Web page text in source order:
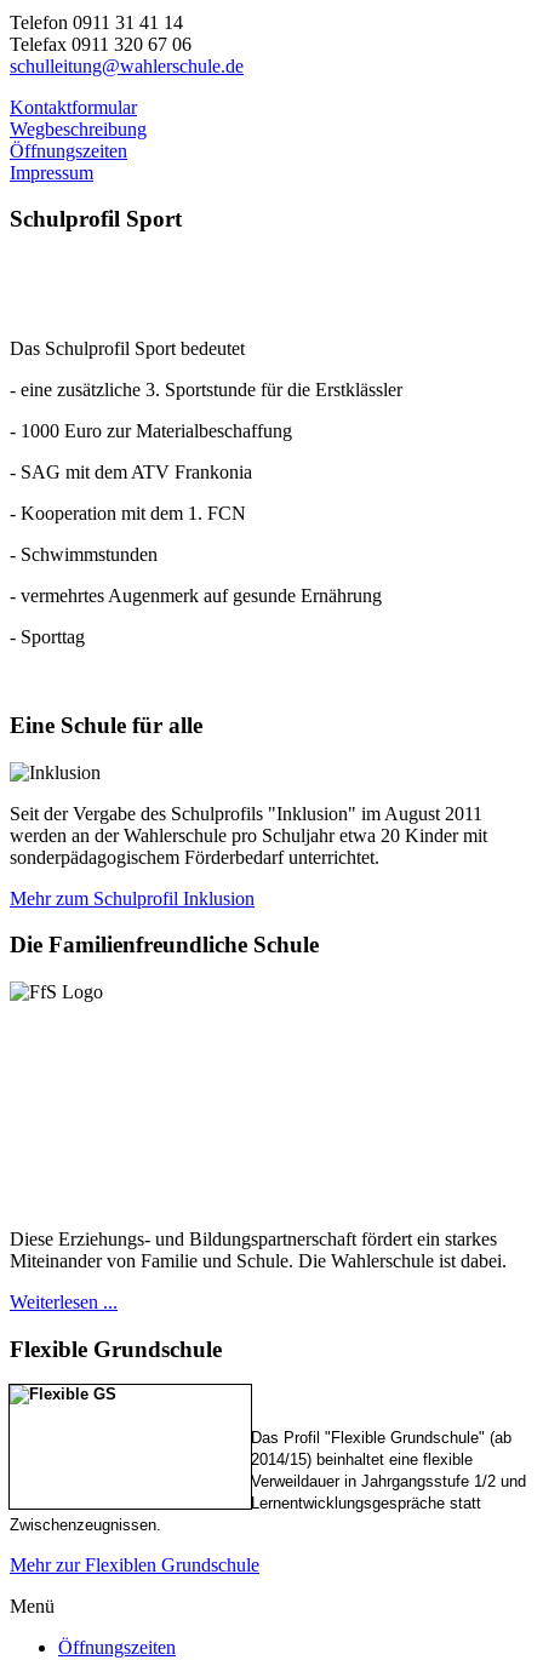
Telefon 0911 31 41 14
Telefax 0911 320 67 06
schulleitung@wahlerschule.de
Kontaktformular
Wegbeschreibung
Öffnungszeiten
Impressum
Schulprofil Sport
Das Schulprofil Sport bedeutet
- eine zusätzliche 3. Sportstunde für die Erstklässler
- 1000 Euro zur Materialbeschaffung
- SAG mit dem ATV Frankonia
- Kooperation mit dem 1. FCN
- Schwimmstunden
- vermehrtes Augenmerk auf gesunde Ernährung
- Sporttag
Eine Schule für alle
Seit der Vergabe des Schulprofils "Inklusion" im August 2011
werden an der Wahlerschule pro Schuljahr etwa 20 Kinder mit
sonderpädagogischem Förderbedarf unterrichtet.
Mehr zum Schulprofil Inklusion
Die Familienfreundliche Schule
Diese Erziehungs- und Bildungspartnerschaft fördert ein starkes
Miteinander von Familie und Schule. Die Wahlerschule ist dabei.
Weiterlesen ...
Flexible Grundschule
Das Profil "Flexible Grundschule" (ab
2014/15) beinhaltet eine flexible
Verweildauer in Jahrgangsstufe 1/2 und
Lernentwicklungsgespräche statt
Zwischenzeugnissen.
Mehr zur Flexiblen Grundschule
Menü
Öffnungszeiten